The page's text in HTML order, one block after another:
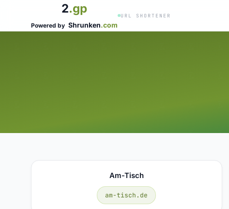
2.gp
Powered by Shrunken.com
URL SHORTENER
Am-Tisch
am-tisch.de